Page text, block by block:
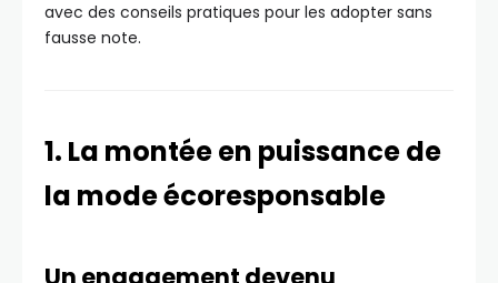
avec des conseils pratiques pour les adopter sans
fausse note.
1. La montée en puissance de
la mode écoresponsable